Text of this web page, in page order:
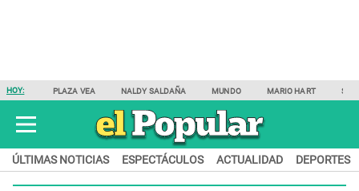
HOY: PLAZA VEA NALDY SALDAÑA MUNDO MARIO HART
ÚLTIMAS NOTICIAS ESPECTÁCULOS ACTUALIDAD DEPORTES